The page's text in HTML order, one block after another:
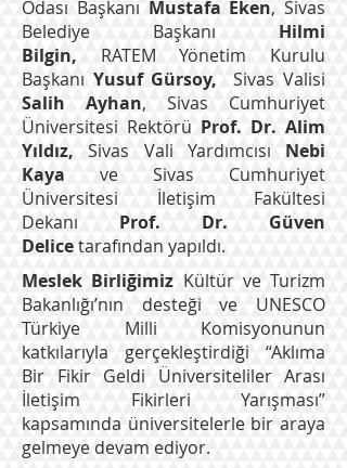
Odası Başkanı Mustafa Eken, Sivas
Belediye Başkanı Hilmi
Bilgin, RATEM Yönetim Kurulu
Başkanı Yusuf Gürsoy,
Sivas Valisi
Salih Ayhan, Sivas Cumhuriyet
Üniversitesi Rektörü Prof. Dr. Alim
Yıldız,Sivas Vali Yardımcısı Nebi
Kaya ve Sivas Cumhuriyet
Üniversitesi İletişim Fakültesi
Dekanı Prof. Dr. Güven
Delicetarafından yapıldı.
Meslek Birliğimiz Kültür ve Turizm
Bakanlığı’nın desteği ve UNESCO
Türkiye Milli Komisyonunun
katkılarıyla gerçekleştirdiği “Aklıma
Bir Fikir Geldi Üniversiteliler Arası
İletişim Fikirleri Yarışması”
kapsamında üniversitelerle bir araya
gelmeye devam ediyor.